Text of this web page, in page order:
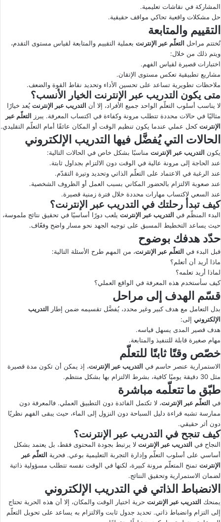
المشاركة في نقاشات تعليمية.
حل مشكلات واقعية تحاكي مواقف حقيقية.
التقييم والمتابعة
تُختتم مراحل التعلّم عبر الإنترنت بعملية التقييم والمتابعة لقياس مستوى التقدم،
ويتم ذلك من خلال:
اختبارات قصيرة لقياس الفهم.
مشاريع تطبيقية تعكس مستوى الإتقان.
ملاحظات تطويرية تساعد على تحسين الأداء وتحديد نقاط القوة والضعف.
متى يكون التدريب عبر الإنترنت الخيار الأنسب؟
لا يناسب أسلوب التعلّم الواحد جميع الأفراد، إلا أن التدريب عبر الإنترنت يُعد خيارًا
مثاليًا في حالات محددة تتطلب مرونة وكفاءة في اكتساب المعرفة. يبرز التعلّم عبر
الإنترنتكحل عملي عندما يكون تنظيم الوقت أو المكان عائقًا أمام التعلّم التقليدي.
الحالات التي يُفضَّل فيها التدريب الإلكتروني
يكون التدريب عبر الإنترنت مناسبًا بشكل خاص في الحالات التالية:
عند الحاجة إلى مرونة عالية في الوقت دون الالتزام بجداول ثابتة.
عند الرغبة في الاعتماد على التعلّم الذاتي وتحديد وتيرة التقدّم.
عند صعوبة الالتزام بالحضور المكاني بسبب العمل أو الظروف الشخصية.
عند السعي لاكتساب مهارات محددة خلال فترة زمنية قصيرة.
كيف تبدأ رحلتك في التدريب عبر الإنترنت؟
البدء المنظّم في التدريب عبر الإنترنت يلعب دورًا أساسيًا في تحقيق نتائج ملموسة،
حيث يساعد التخطيط المسبق على توجيه الجهد نحو مسار واضح وفعّاف.
حدّد هدفك بوضوح
قبل البدء في التعلّم عبر الإنترنت، من المهم طرح الأسئلة التالية:
ماذا أريد أن أتعلم؟
لماذا أريد تعلمه؟
كيف سأستخدم هذه المعرفة في الواقع العملي؟
قسّم الهدف إلى مراحل
بدل التعامل مع هدف كبير وغير محدد، يُفضَّل تقسيمه ضمن إطار التدريب
الإلكتروني إلى:
هدف قصير المدى يسهل قياسه.
مهام صغيرة قابلة للتنفيذ والمتابعة.
خصّص وقتًا ثابتًا للتعلّم
الاستمرارية عنصر حاسم في التدريب عبر الإنترنت، إذ يمكن أن تكون مدة قصيرة
مثل 30 دقيقة يوميًا كافية، بشرط الالتزام بها بشكل منتظم.
طبّق ما تتعلّمه مباشرة
في التعلّم عبر الإنترنت، لا تكتمل الفائدة دون التطبيق العملي. فالمعرفة دون
ممارسة تشبه قراءة دليل السباحة دون النزول إلى الماء، حيث يبقى الفهم نظريًا
دون أثر حقيقي.
كيف تنجح في التدريب عبر الإنترنت؟
النجاح في التدريب عبر الإنترنت لا يرتبط بجودة المحتوى فقط، بل يعتمد بشكل
أساسي على أسلوب التعلّم وإدارة التجربة التعليمية بوعي. فحرية التعلّم عبر
الإنترنت تمنح المتعلّم مرونة كبيرة، لكنها في الوقت نفسه تتطلب مسؤولية ذاتية
لضمان الاستمرارية وتحقيق النتائج.
الانضباط الذاتي في التدريب الإلكتروني
يمنحك التدريب عبر الإنترنت حرية اختيار الوقت والمكان، إلا أن هذه الحرية تحتاج
إلى التزام وانضباط ذاتي. تحديد جدول ثابت والالتزام به يساعد على تحويل التعلّم